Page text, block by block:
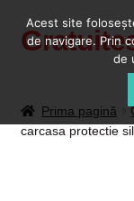
Sari
Sari
Blog
Prima pagină
carcasa protectie
Acest site
de navigare. Prin
de